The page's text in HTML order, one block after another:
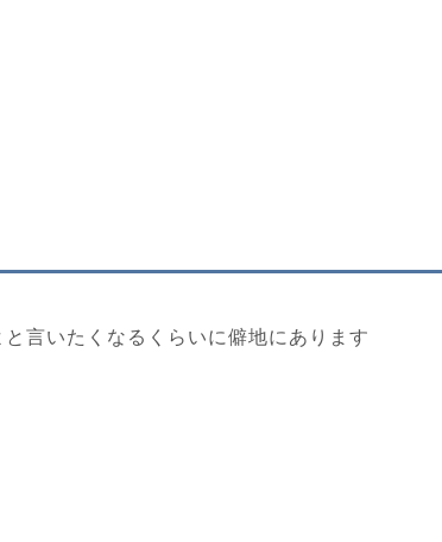
言いたくなるくらいに僻地にあります